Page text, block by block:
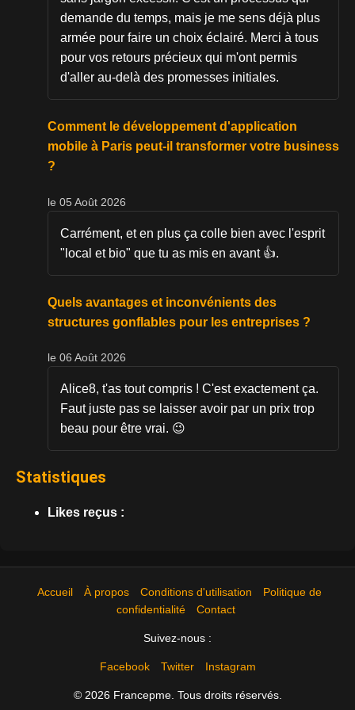
demande du temps, mais je me sens déjà plus
armée pour faire un choix éclairé. Merci à tous
pour vos retours précieux qui m'ont permis
d'aller au-delà des promesses initiales.
Comment le développement d'application
mobile à Paris peut-il transformer votre business
?
le 05 Août 2026
Carrément, et en plus ça colle bien avec l'esprit
"local et bio" que tu as mis en avant 👍.
Quels avantages et inconvénients des
structures gonflables pour les entreprises ?
le 06 Août 2026
Alice8, t'as tout compris ! C'est exactement ça.
Faut juste pas se laisser avoir par un prix trop
beau pour être vrai. 😉
Statistiques
Likes reçus :
Accueil À propos Conditions d'utilisation
Politique de
confidentialité
Contact
Suivez-nous :
Facebook Twitter Instagram
© 2026 Francepme. Tous droits réservés.